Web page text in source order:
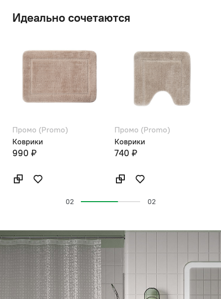
Идеально сочетаются
Промо (Promo)
Коврики
990 ₽
Промо (Promo)
Коврики
740 ₽
02 02